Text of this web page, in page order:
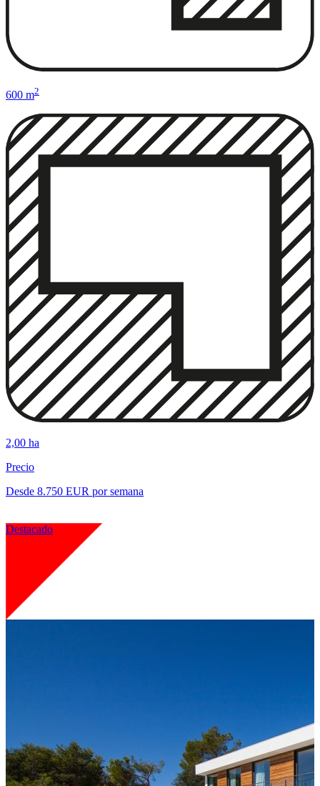
600 m2
2,00 ha
Precio
Desde 8.750 EUR por semana
Destacado